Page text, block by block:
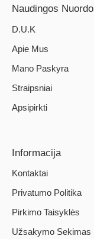
Naudingos
D.U.K
Apie Mus
Mano Paskyra
Straipsniai
Apsipirkti
Informacija
Kontaktai
Privatumo Politika
Pirkimo Taisyklės
Užsakymo Sekimas